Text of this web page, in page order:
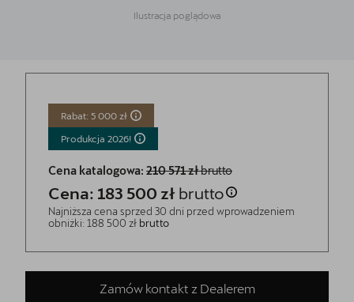
Ilustracja poglądowa
Rabat: 5 000 zł
Produkcja 2026!
Cena katalogowa: 210 571 złbrutto
Cena: 183 500 zł brutto
Najniższa cena sprzed 30 dni przed wprowadzeniem
obniżki: 188 500 zł brutto
Zamów kontakt z Dealerem